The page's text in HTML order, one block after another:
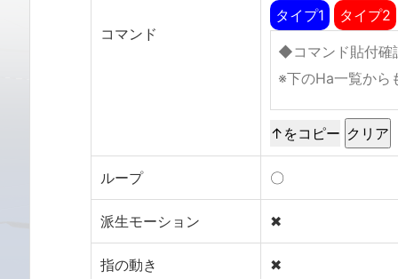
コマンド
タイプ1
タイプ2
↑をコピー
ループ 〇
派生モーション ✖
指の動き ✖